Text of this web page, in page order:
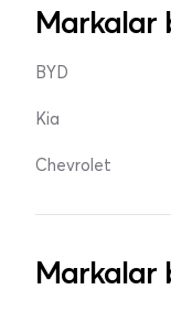
Markalar
BYD
Kia
Chevrolet
Markalar